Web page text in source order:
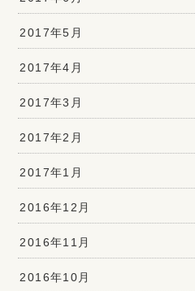
2017年5月
2017年4月
2017年3月
2017年2月
2017年1月
2016年12月
2016年11月
2016年10月